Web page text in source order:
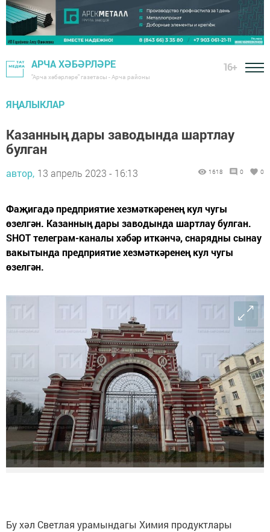
АРЧА ХӘБӘРЛӘРЕ
"Арча хәбәрләре" газетасы - Арча районы
16+
ЯҢАЛЫКЛАР
Казанның дары заводында шартлау
булган
автор, 13 апрель 2023 - 16:13 1618 0 0
Фаҗигадә предприятие хезмәткәренең кул чугы
өзелгән. Казанның дары заводында шартлау булган.
SHOT телеграм-каналы хәбәр иткәнчә, снарядны сынау
вакытында предприятие хезмәткәренең кул чугы
өзелгән.
Бу хәл Светлая урамындагы Химия продуктлары